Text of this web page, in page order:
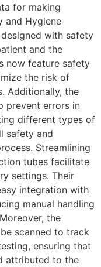
for making
and Hygiene
with safety
and the
now feature safety
the risk of
Additionally, the
prevent errors in
different types of
safety and
Streamlining
tubes facilitate
settings. Their
integration with
manual handling
the
scanned to track
ensuring that
attributed to the